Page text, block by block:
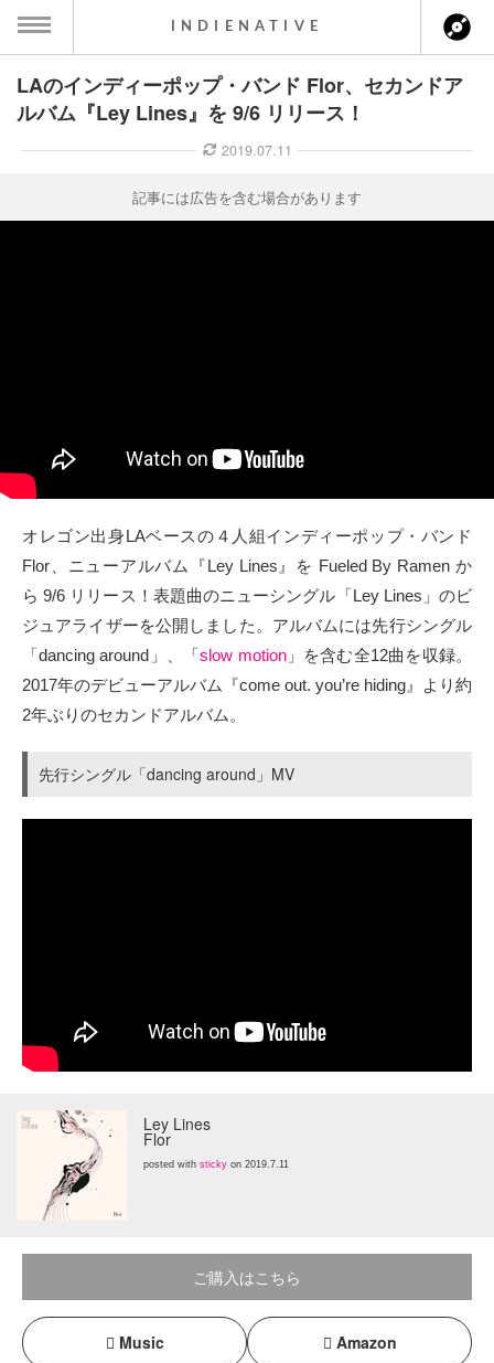
MENU
ト
クト
Twitter
Facebook
Tumblr
INDIENATIVE
LAのインディーポップ・バンド Flor、セカンドア
ルバム『Ley Lines』を 9/6 リリース！
2019.07.11
記事には広告を含む場合があります
オレゴン出身LAベースの４人組インディーポップ・バンド
Flor、ニューアルバム『Ley Lines』を Fueled By Ramen か
ら 9/6 リリース！表題曲のニューシングル「Ley Lines」のビ
ジュアライザーを公開しました。アルバムには先行シングル
「dancing around」、「slow motion」を含む全12曲を収録。
2017年のデビューアルバム『come out. you’re hiding』より約
2年ぶりのセカンドアルバム。
先行シングル「dancing around」MV
Ley Lines
Flor
posted with sticky on 2019.7.11
ご購入はこちら
Music Amazon